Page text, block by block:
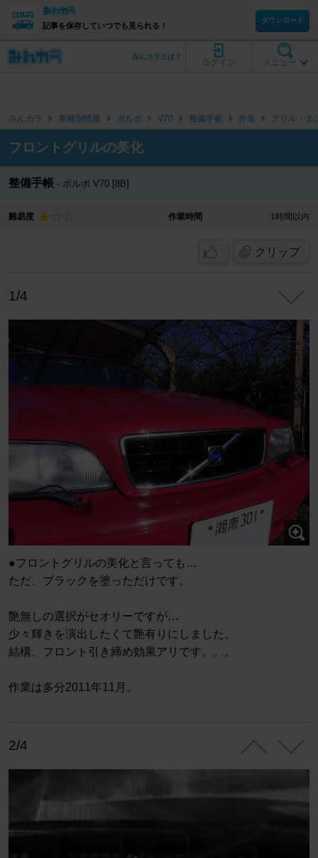
記事を保存していつでも見られる！
ダウンロード
メニュー
ログイン
みんカラとは？
みんカラ 車種別情報 ボルボ V70 整備手帳 外装 グリル・エ
フロントグリルの美化
整備手帳 ボルボ V70 [8B]
難易度 作業時間 1時間以内
クリップ
1/4
●フロントグリルの美化と言っても…
ただ、ブラックを塗っただけです。
艶無しの選択がセオリーですが…
少々輝きを演出したくて艶有りにしました。
結構、フロント引き締め効果アリです。。。
作業は多分2011年11月。
2/4